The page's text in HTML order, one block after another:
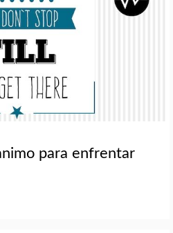
para enfrentar